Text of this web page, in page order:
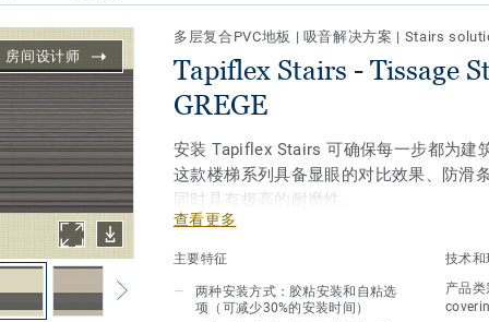
房间设计师
多层复合PVC地板 | 吸音解决方案 | Stairs
Tapiflex Stairs - Tissage
GREGE
安装 Tapiflex Stairs 可确保每一步都为建
这款楼梯系列具备显眼的对比效果、防滑
同时具有极高的耐磨性。
打造与地板和墙面系列相协调的整体环境
Tapiflex Stairs 可提升建筑的可达性，促
查看更多
主要特征
两种安装方式：胶粘安装和自粘选
项（可减少30%的安装时间）
技术和
产品